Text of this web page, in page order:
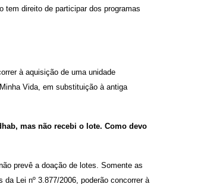
tem direito de participar dos programas
à aquisição de uma unidade
Vida, em substituição à antiga
mas não recebi o lote. Como devo
prevê a doação de lotes. Somente as
Lei nº 3.877/2006, poderão concorrer à